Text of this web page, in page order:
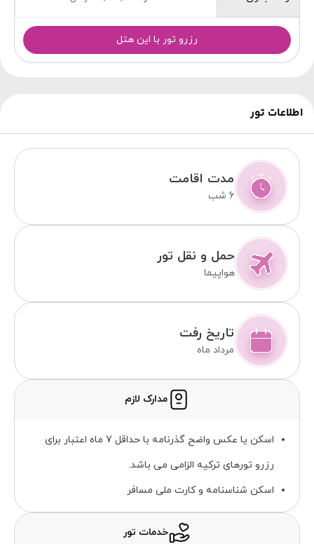
رزرو تور با این هتل
اطلاعات تور
مدت اقامت
6 شب
حمل و نقل تور
هواپیما
تاریخ رفت
مرداد ماه
مدارک لازم
اسکن یا عکس واضح گذرنامه با حداقل 7 ماه اعتبار برای
رزرو تورهای ترکیه الزامی می باشد.
اسکن شناسنامه و کارت ملی مسافر
خدمات تور